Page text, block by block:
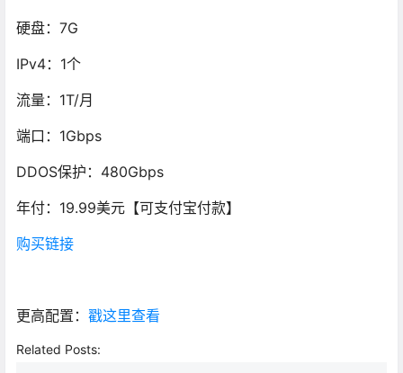
硬盘：7G
IPv4：1个
流量：1T/月
端口：1Gbps
DDOS保护：480Gbps
年付：19.99美元【可支付宝付款】
购买链接
更高配置： 戳这里查看
Related Posts: